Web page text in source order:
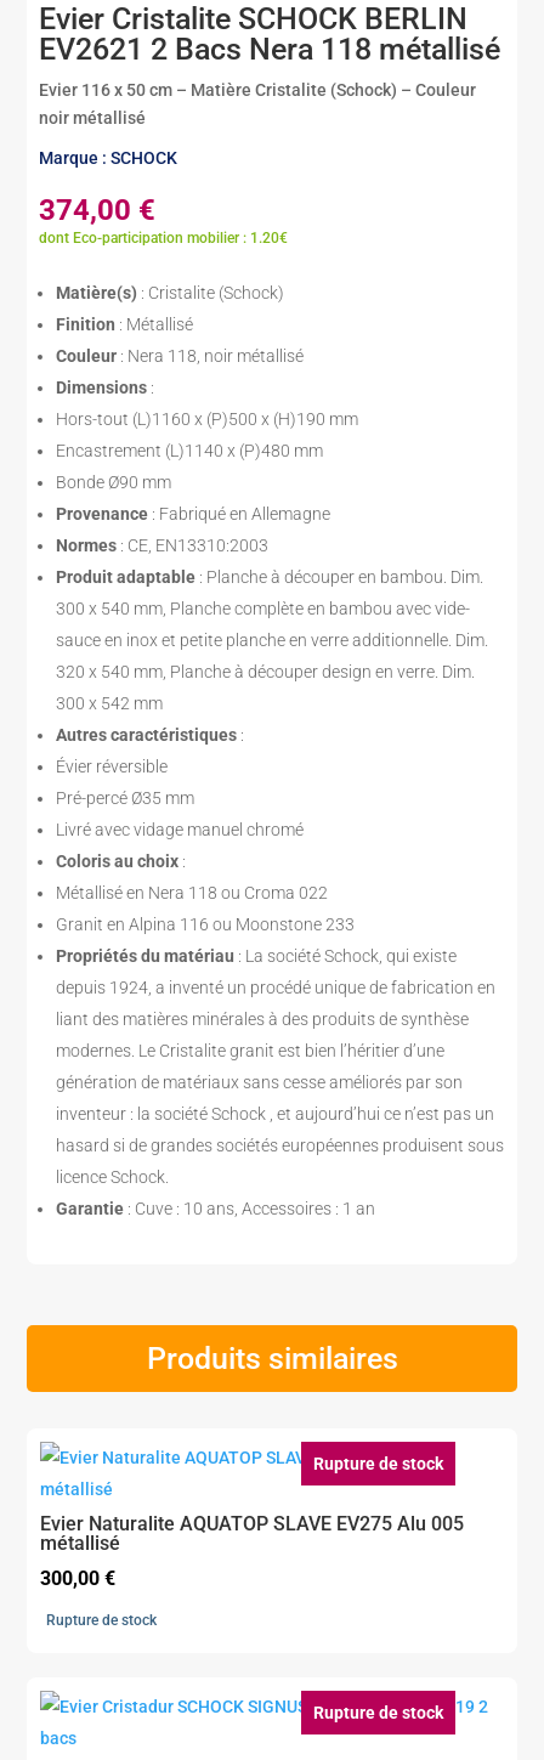
Evier Cristalite SCHOCK BERLIN
EV2621 2 Bacs Nera 118 métallisé
Evier 116 x 50 cm – Matière Cristalite (Schock) – Couleur
noir métallisé
Marque : SCHOCK
374,00 €
dont Eco-participation mobilier : 1.20€
Matière(s) : Cristalite (Schock)
Finition : Métallisé
Couleur : Nera 118, noir métallisé
Dimensions :
Hors-tout (L)1160 x (P)500 x (H)190 mm
Encastrement (L)1140 x (P)480 mm
Bonde Ø90 mm
Provenance : Fabriqué en Allemagne
Normes : CE, EN13310:2003
Produit adaptable : Planche à découper en bambou. Dim.
300 x 540 mm, Planche complète en bambou avec vide-
sauce en inox et petite planche en verre additionnelle. Dim.
320 x 540 mm, Planche à découper design en verre. Dim.
300 x 542 mm
Autres caractéristiques :
Évier réversible
Pré-percé Ø35 mm
Livré avec vidage manuel chromé
Coloris au choix :
Métallisé en Nera 118 ou Croma 022
Granit en Alpina 116 ou Moonstone 233
Propriétés du matériau : La société Schock, qui existe
depuis 1924, a inventé un procédé unique de fabrication en
liant des matières minérales à des produits de synthèse
modernes. Le Cristalite granit est bien l’héritier d’une
génération de matériaux sans cesse améliorés par son
inventeur : la société Schock , et aujourd’hui ce n’est pas un
hasard si de grandes sociétés européennes produisent sous
licence Schock.
Garantie : Cuve : 10 ans, Accessoires : 1 an
Produits similaires
Rupture de stock
Evier Naturalite AQUATOP SLAVE EV275 Alu 005
métallisé
300,00€
Rupture de stock
Rupture de stock